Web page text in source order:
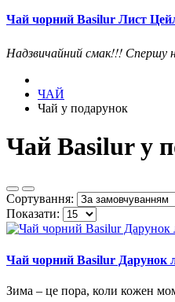
Чай чорний Basilur Лист
Надзвичайний смак!!! Спершу
ЧАЙ
Чай у подарунок
Чай Basilur у
Сортування:
Показати:
Чай чорний Basilur Дарунок
Зима – це пора, коли кожен